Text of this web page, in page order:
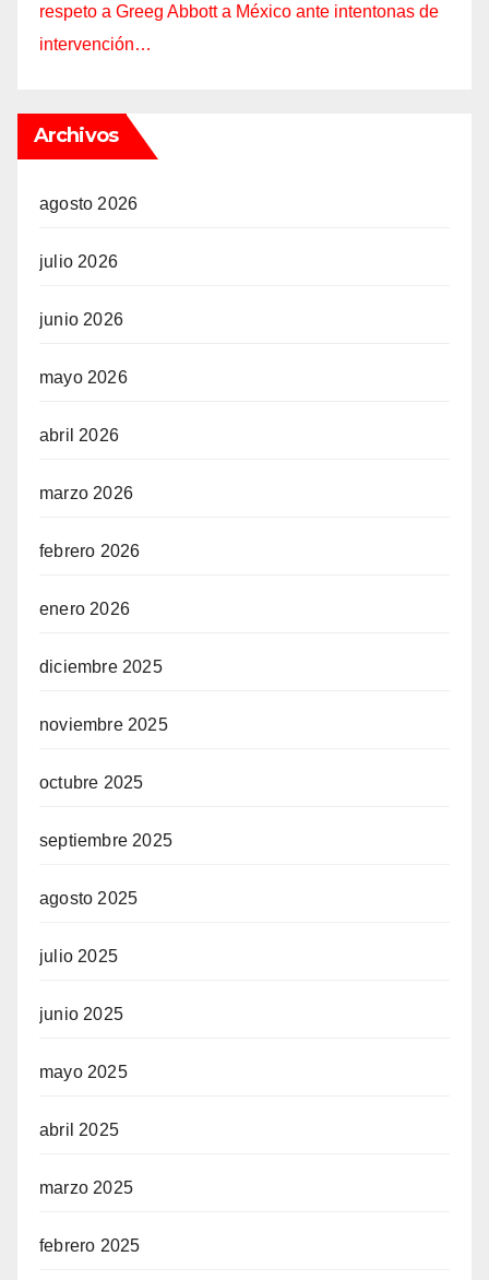
respeto a Greeg Abbott a México ante intentonas de
intervención…
Archivos
agosto 2026
julio 2026
junio 2026
mayo 2026
abril 2026
marzo 2026
febrero 2026
enero 2026
diciembre 2025
noviembre 2025
octubre 2025
septiembre 2025
agosto 2025
julio 2025
junio 2025
mayo 2025
abril 2025
marzo 2025
febrero 2025